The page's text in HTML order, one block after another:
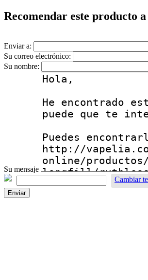
Recomendar este producto
Enviar a:
Su correo electrónico:
Su nombre:
Su mensaje
Cambiar